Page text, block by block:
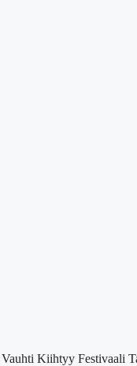
Kiihtyy Festivaali